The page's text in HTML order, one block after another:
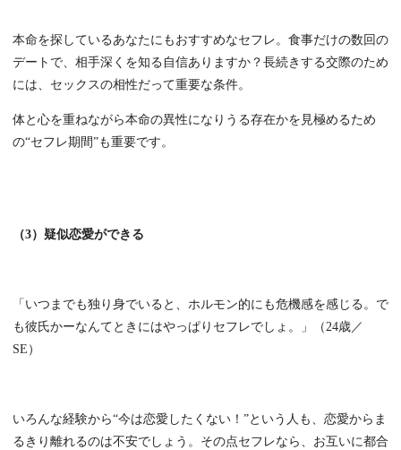
本命を探しているあなたにもおすすめなセフレ。食事だけの数回の
デートで、相手深くを知る自信ありますか？長続きする交際のため
には、セックスの相性だって重要な条件。
体と心を重ねながら本命の異性になりうる存在かを見極めるため
の“セフレ期間”も重要です。
（3）疑似恋愛ができる
「いつまでも独り身でいると、ホルモン的にも危機感を感じる。で
も彼氏かーなんてときにはやっぱりセフレでしょ。」（24歳／
SE）
いろんな経験から“今は恋愛したくない！”という人も、恋愛からま
るきり離れるのは不安でしょう。その点セフレなら、お互いに都合